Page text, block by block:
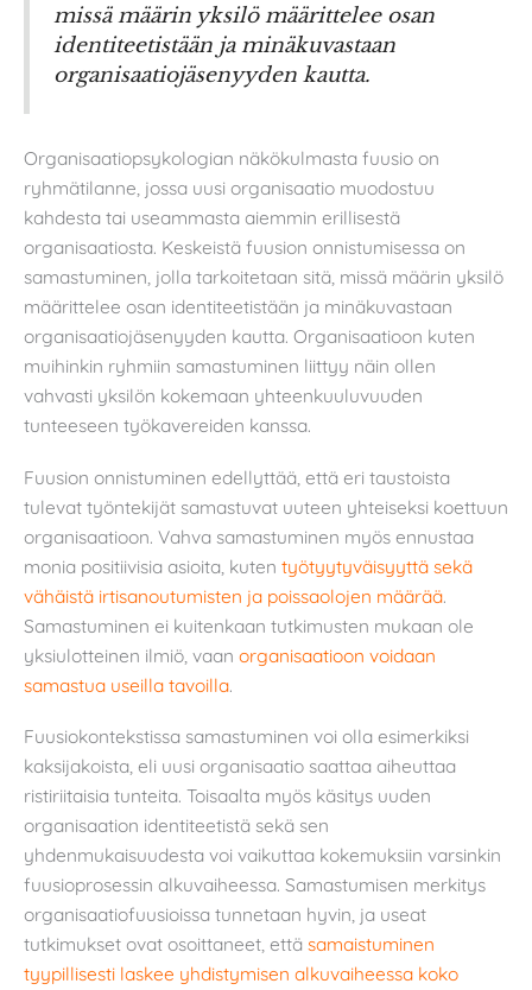
missä määrin yksilö määrittelee osan
identiteetistään ja minäkuvastaan
organisaatiojäsenyyden kautta.
Organisaatiopsykologian näkökulmasta fuusio on
ryhmätilanne, jossa uusi organisaatio muodostuu
kahdesta tai useammasta aiemmin erillisestä
organisaatiosta. Keskeistä fuusion onnistumisessa on
samastuminen, jolla tarkoitetaan sitä, missä määrin yksilö
määrittelee osan identiteetistään ja minäkuvastaan
organisaatiojäsenyyden kautta. Organisaatioon kuten
muihinkin ryhmiin samastuminen liittyy näin ollen
vahvasti yksilön kokemaan yhteenkuuluvuuden
tunteeseen työkavereiden kanssa.
Fuusion onnistuminen edellyttää, että eri taustoista
tulevat työntekijät samastuvat uuteen yhteiseksi koettuun
organisaatioon. Vahva samastuminen myös ennustaa
monia positiivisia asioita, kuten työtyytyväisyyttä sekä
vähäistä irtisanoutumisten ja poissaolojen määrää.
Samastuminen ei kuitenkaan tutkimusten mukaan ole
yksiulotteinen ilmiö, vaan organisaatioon voidaan
samastua useilla tavoilla.
Fuusiokontekstissa samastuminen voi olla esimerkiksi
kaksijakoista, eli uusi organisaatio saattaa aiheuttaa
ristiriitaisia tunteita. Toisaalta myös käsitys uuden
organisaation identiteetistä sekä sen
yhdenmukaisuudesta voi vaikuttaa kokemuksiin varsinkin
fuusioprosessin alkuvaiheessa. Samastumisen merkitys
organisaatiofuusioissa tunnetaan hyvin, ja useat
tutkimukset ovat osoittaneet, että samaistuminen
tyypillisesti laskee yhdistymisen alkuvaiheessa koko